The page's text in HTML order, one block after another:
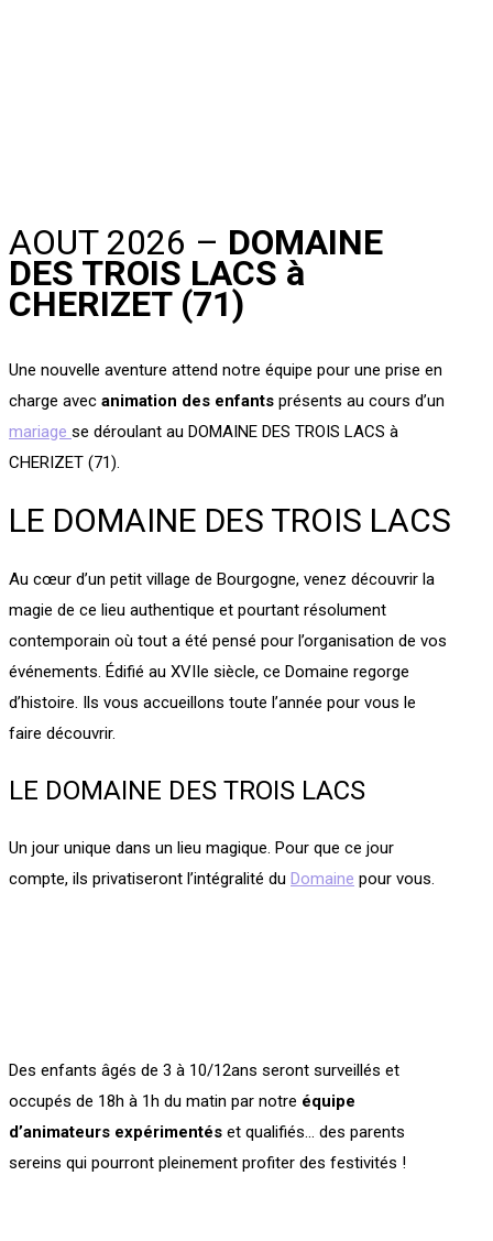
AOUT 2026 – DOMAINE
DES TROIS LACS à
CHERIZET (71)
Une nouvelle aventure attend notre équipe pour une prise en
charge avec animation des enfants présents au cours d’un
mariage se déroulant au DOMAINE DES TROIS LACS à
CHERIZET (71).
LE DOMAINE DES TROIS LACS
Au cœur d’un petit village de Bourgogne, venez découvrir la
magie de ce lieu authentique et pourtant résolument
contemporain où tout a été pensé pour l’organisation de vos
événements. Édifié au XVIIe siècle, ce Domaine regorge
d’histoire. Ils vous accueillons toute l’année pour vous le
faire découvrir.
LE DOMAINE DES TROIS LACS
Un jour unique dans un lieu magique. Pour que ce jour
compte, ils privatiseront l’intégralité du Domaine pour vous.
Des enfants âgés de 3 à 10/12ans seront surveillés et
occupés de 18h à 1h du matin par notre équipe
d’animateurs expérimentés et qualifiés… des parents
sereins qui pourront pleinement profiter des festivités !